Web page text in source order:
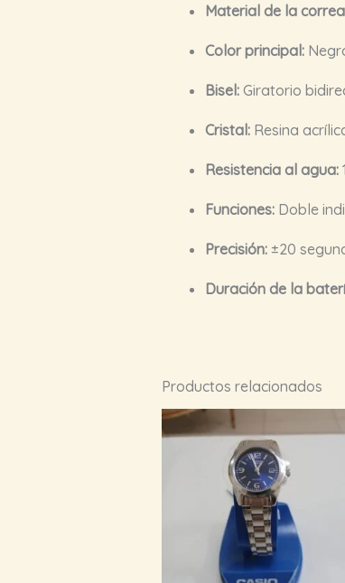
Material de la
Color principal:
Bisel:Giratorio
Cristal:Resina
Resistencia al agua:
Funciones:Doble
Precisión:±20
Duración de la
Productos relacionados